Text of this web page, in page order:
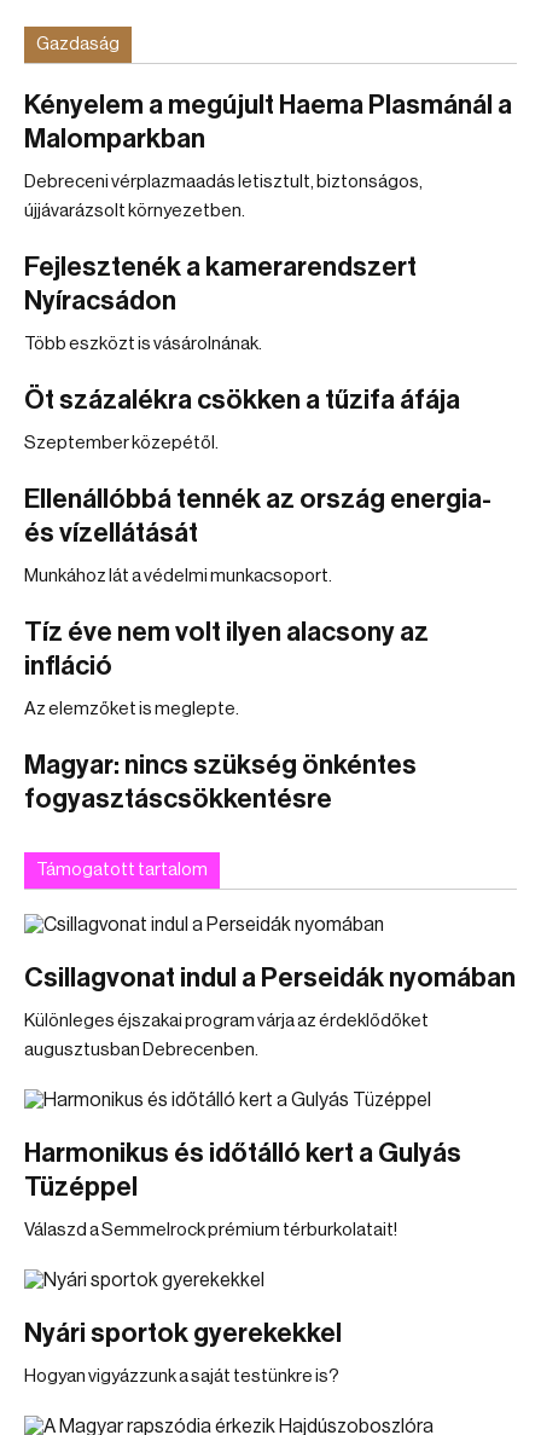
Gazdaság
Kényelem a megújult Haema Plasmánál a
Malomparkban
Debreceni vérplazmaadás letisztult, biztonságos,
újjávarázsolt környezetben.
Fejlesztenék a kamerarendszert
Nyíracsádon
Több eszközt is vásárolnának.
Öt százalékra csökken a tűzifa áfája
Szeptember közepétől.
Ellenállóbbá tennék az ország energia-
és vízellátását
Munkához lát a védelmi munkacsoport.
Tíz éve nem volt ilyen alacsony az
infláció
Az elemzőket is meglepte.
Magyar: nincs szükség önkéntes
fogyasztáscsökkentésre
Támogatott tartalom
Csillagvonat indul a Perseidák nyomában
Különleges éjszakai program várja az érdeklődőket
augusztusban Debrecenben.
Harmonikus és időtálló kert a Gulyás
Tüzéppel
Válaszd a Semmelrock prémium térburkolatait!
Nyári sportok gyerekekkel
Hogyan vigyázzunk a saját testünkre is?